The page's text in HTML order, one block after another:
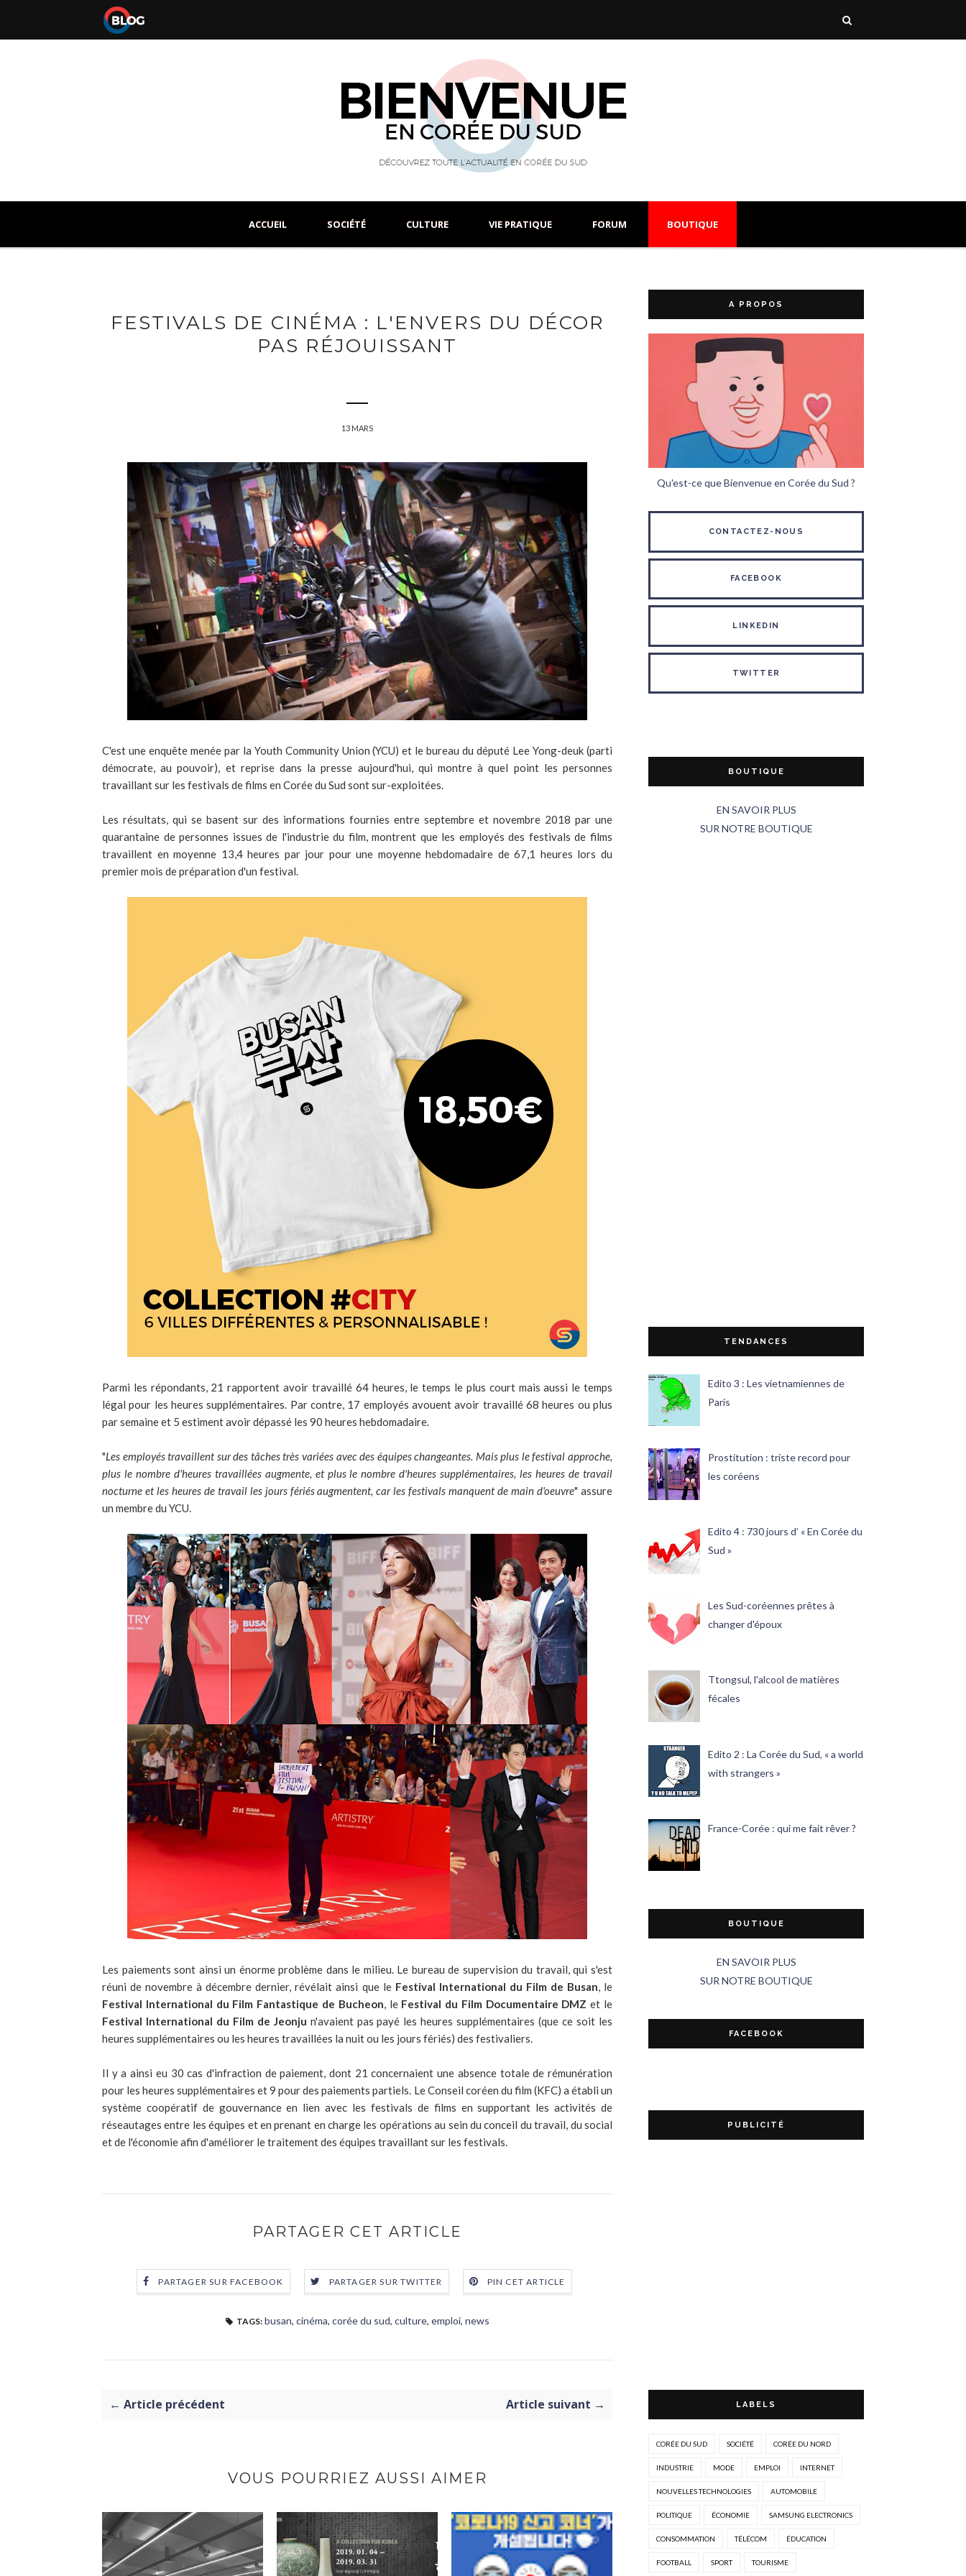
ACCUEIL SOCIÉTÉ CULTURE VIE PRATIQUE FORUM BOUTIQUE
FESTIVALS DE CINÉMA : L'ENVERS DU DÉCOR
PAS RÉJOUISSANT
13 MARS
C'est une enquête menée par la Youth Community Union (YCU) et le bureau du député Lee Yong-deuk (parti
démocrate, au pouvoir), et reprise dans la presse aujourd'hui, qui montre à quel point les personnes
travaillant sur les festivals de films en Corée du Sud sont sur-exploitées.
Les résultats, qui se basent sur des informations fournies entre septembre et novembre 2018 par une
quarantaine de personnes issues de l'industrie du film, montrent que les employés des festivals de films
travaillent en moyenne 13,4 heures par jour pour une moyenne hebdomadaire de 67,1 heures lors du
premier mois de préparation d'un festival.
Parmi les répondants, 21 rapportent avoir travaillé 64 heures, le temps le plus court mais aussi le temps
légal pour les heures supplémentaires. Par contre, 17 employés avouent avoir travaillé 68 heures ou plus
par semaine et 5 estiment avoir dépassé les 90 heures hebdomadaire.
"Les employés travaillent sur des tâches très variées avec des équipes changeantes. Mais plus le festival approche,
plus le nombre d'heures travaillées augmente, et plus le nombre d'heures supplémentaires, les heures de travail
nocturne et les heures de travail les jours fériés augmentent, car les festivals manquent de main d'oeuvre" assure
un membre du YCU.
Les paiements sont ainsi un énorme problème dans le milieu. Le bureau de supervision du travail, qui s'est
réuni de novembre à décembre dernier, révélait ainsi que le Festival International du Film de Busan, le
Festival International du Film Fantastique de Bucheon, le Festival du Film Documentaire DMZ et le
Festival International du Film de Jeonju n'avaient pas payé les heures supplémentaires (que ce soit les
heures supplémentaires ou les heures travaillées la nuit ou les jours fériés) des festivaliers.
Il y a ainsi eu 30 cas d'infraction de paiement, dont 21 concernaient une absence totale de rémunération
pour les heures supplémentaires et 9 pour des paiements partiels. Le Conseil coréen du film (KFC) a établi un
système coopératif de gouvernance en lien avec les festivals de films en supportant les activités de
réseautages entre les équipes et en prenant en charge les opérations au sein du conceil du travail, du social
et de l'économie afin d'améliorer le traitement des équipes travaillant sur les festivals.
PARTAGER CET ARTICLE
PARTAGER SUR FACEBOOK PARTAGER SUR TWITTER PIN CET ARTICLE
TAGS: busan, cinéma, corée du sud, culture, emploi, news
← Article précédent Article suivant →
VOUS POURRIEZ AUSSI AIMER
A PROPOS
Qu'est-ce que Bienvenue en Corée du Sud ?
CONTACTEZ-NOUS
FACEBOOK
LINKEDIN
TWITTER
BOUTIQUE
EN SAVOIR PLUS
SUR NOTRE BOUTIQUE
TENDANCES
Edito 3 : Les vietnamiennes de
Paris
Prostitution : triste record pour
les coréens
Edito 4 : 730 jours d’ « En Corée du
Sud »
Les Sud-coréennes prêtes à
changer d'époux
Ttongsul, l'alcool de matières
fécales
Edito 2 : La Corée du Sud, « a world
with strangers »
France-Corée : qui me fait rêver ?
BOUTIQUE
EN SAVOIR PLUS
SUR NOTRE BOUTIQUE
FACEBOOK
PUBLICITÉ
LABELS
CORÉE DU SUD SOCIÉTÉ CORÉE DU NORD
INDUSTRIE MODE EMPLOI INTERNET
NOUVELLES TECHNOLOGIES AUTOMOBILE
POLITIQUE ÉCONOMIE SAMSUNG ELECTRONICS
CONSOMMATION TÉLÉCOM ÉDUCATION
FOOTBALL SPORT TOURISME